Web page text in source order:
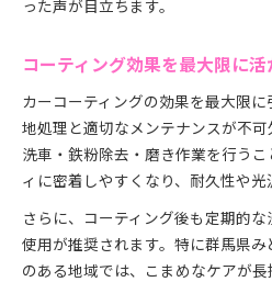
った声が目立ちます。
コーティング効果を最大限に
カーコーティングの効果を最大限
地処理と適切なメンテナンスが不
洗車・鉄粉除去・磨き作業を行う
ィに密着しやすくなり、耐久性や光
さらに、コーティング後も定期的
使用が推奨されます。特に群馬県
のある地域では、こまめなケアが